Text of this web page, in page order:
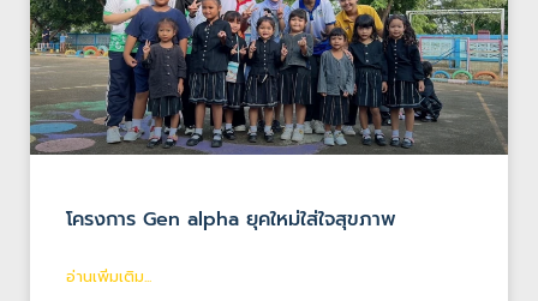
โครงการ Gen alpha ยุคใหม่ใส่ใจสุขภาพ
อ่านเพิ่มเติม...